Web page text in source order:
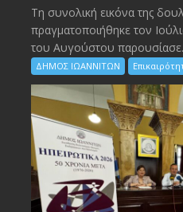
Τη συνολική εικόνα της
πραγματοποιήθηκε τον
του Αυγούστου
ΔΗΜΟΣ ΙΩΑΝΝΙΤΩΝ